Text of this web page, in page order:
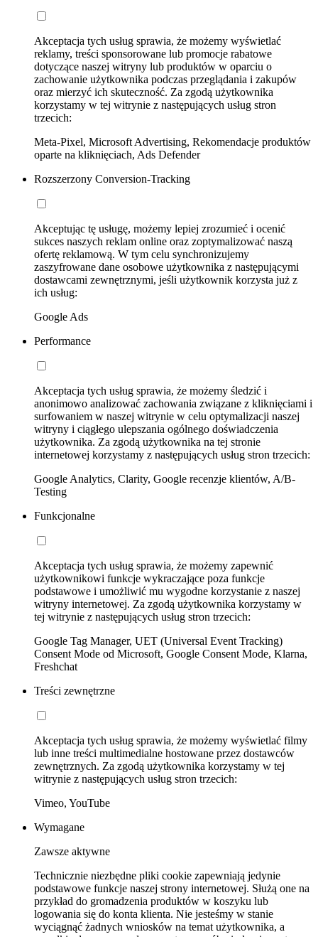
Akceptacja tych usług sprawia, że możemy wyświetlać
reklamy, treści sponsorowane lub promocje rabatowe
dotyczące naszej witryny lub produktów w oparciu o
zachowanie użytkownika podczas przeglądania i zakupów
oraz mierzyć ich skuteczność. Za zgodą użytkownika
korzystamy w tej witrynie z następujących usług stron
trzecich:
Meta-Pixel, Microsoft Advertising, Rekomendacje produktów
oparte na kliknięciach, Ads Defender
Rozszerzony Conversion-Tracking
Akceptując tę usługę, możemy lepiej zrozumieć i ocenić
sukces naszych reklam online oraz zoptymalizować naszą
ofertę reklamową. W tym celu synchronizujemy
zaszyfrowane dane osobowe użytkownika z następującymi
dostawcami zewnętrznymi, jeśli użytkownik korzysta już z
ich usług:
Google Ads
Performance
Akceptacja tych usług sprawia, że możemy śledzić i
anonimowo analizować zachowania związane z kliknięciami i
surfowaniem w naszej witrynie w celu optymalizacji naszej
witryny i ciągłego ulepszania ogólnego doświadczenia
użytkownika. Za zgodą użytkownika na tej stronie
internetowej korzystamy z następujących usług stron trzecich:
Google Analytics, Clarity, Google recenzje klientów, A/B-
Testing
Funkcjonalne
Akceptacja tych usług sprawia, że możemy zapewnić
użytkownikowi funkcje wykraczające poza funkcje
podstawowe i umożliwić mu wygodne korzystanie z naszej
witryny internetowej. Za zgodą użytkownika korzystamy w
tej witrynie z następujących usług stron trzecich:
Google Tag Manager, UET (Universal Event Tracking)
Consent Mode od Microsoft, Google Consent Mode, Klarna,
Freshchat
Treści zewnętrzne
Akceptacja tych usług sprawia, że możemy wyświetlać filmy
lub inne treści multimedialne hostowane przez dostawców
zewnętrznych. Za zgodą użytkownika korzystamy w tej
witrynie z następujących usług stron trzecich:
Vimeo, YouTube
Wymagane
Zawsze aktywne
Technicznie niezbędne pliki cookie zapewniają jedynie
podstawowe funkcje naszej strony internetowej. Służą one na
przykład do gromadzenia produktów w koszyku lub
logowania się do konta klienta. Nie jesteśmy w stanie
wyciągnąć żadnych wniosków na temat użytkownika, a